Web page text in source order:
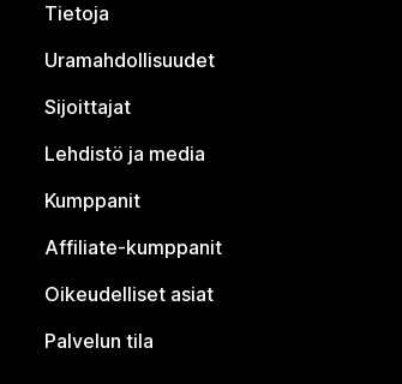
Tietoja
Uramahdollisuudet
Sijoittajat
Lehdistö ja media
Kumppanit
Affiliate-kumppanit
Oikeudelliset asiat
Palvelun tila